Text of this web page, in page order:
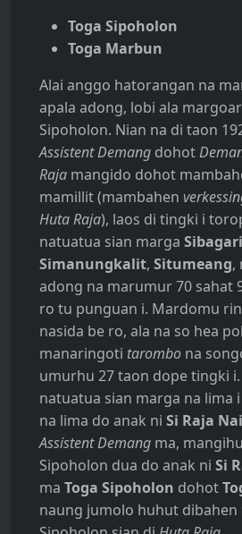
Toga Sipoholon
Toga Marbun
Alai anggo hatorangan na
apala adong, lobi ala margoar
Sipoholon. Nian na di taon
Assistent Demang dohot
Raja mangido dohot
mamillit (mambahen
Huta Raja), laos di tingki i
natuatua sian marga
Simanungkalit, Situmeang,
adong na marumur 70 sahat
ro tu punguan i. Mardomu
nasida be ro, ala na so hea
manaringoti tarombo na
umurhu 27 taon dope tingki i.
natuatua sian marga na lima
na lima do anak ni Si Raja
Assistent Demang ma,
Sipoholon dua do anak ni Si
ma Toga Sipoholon dohot
naung jumolo huhut dibahen